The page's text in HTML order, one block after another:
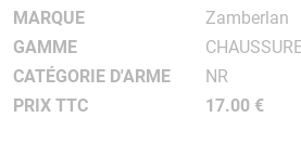
MARQUE
Zamberlan
GAMME
CATÉGORIE D'ARME
NR
PRIX TTC
17.00 €